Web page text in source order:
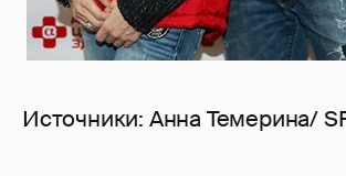
Источники: Анна Темерина/